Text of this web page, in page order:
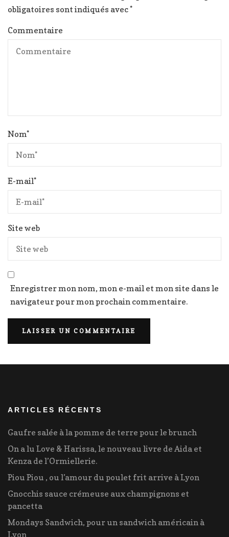
obligatoires sont indiqués avec*
Commentaire
Nom*
E-mail*
Site web
Enregistrer mon nom, mon e-mail et mon site dans le
navigateur pour mon prochain commentaire.
ARTICLES RÉCENTS
Gaufre salée à la pomme de terre pour le brunch
On a lu Love & Harissa, le nouveau livre de Aida et
Kenza de l’Ormiellerie.
Piou Piou , ou l’amour du poulet frit arrive à Lyon
Gnocchis sauce crémeuse aux champignons et
pancetta
Mondays Sandwich, pour un sandwich américain à
Lyon